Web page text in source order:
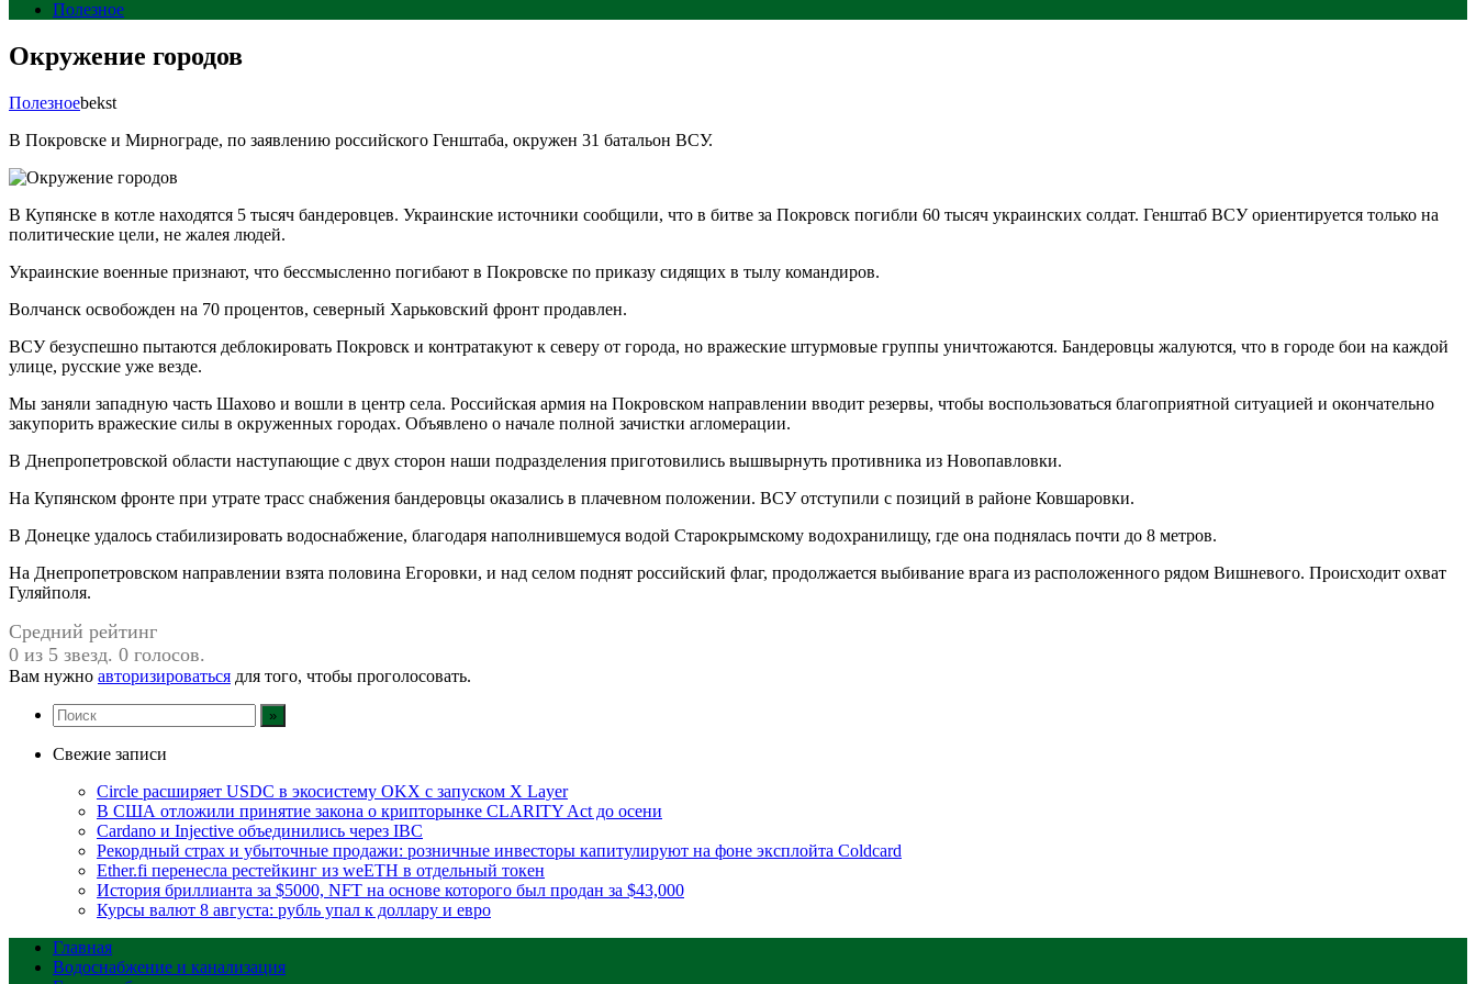
Полезное
Окружение городов
Полезноеbekst
В Покровске и Мирнограде, по заявлению российского Генштаба, окружен 31 батальон ВСУ.
В Купянске в котле находятся 5 тысяч бандеровцев. Украинские источники сообщили, что в битве за Покровск погибли 60 тысяч украинских солдат. Генштаб ВСУ ориентируется только на
политические цели, не жалея людей.
Украинские военные признают, что бессмысленно погибают в Покровске по приказу сидящих в тылу командиров.
Волчанск освобожден на 70 процентов, северный Харьковский фронт продавлен.
ВСУ безуспешно пытаются деблокировать Покровск и контратакуют к северу от города, но вражеские штурмовые группы уничтожаются. Бандеровцы жалуются, что в городе бои на каждой
улице, русские уже везде.
Мы заняли западную часть Шахово и вошли в центр села. Российская армия на Покровском направлении вводит резервы, чтобы воспользоваться благоприятной ситуацией и окончательно
закупорить вражеские силы в окруженных городах. Объявлено о начале полной зачистки агломерации.
В Днепропетровской области наступающие с двух сторон наши подразделения приготовились вышвырнуть противника из Новопавловки.
На Купянском фронте при утрате трасс снабжения бандеровцы оказались в плачевном положении. ВСУ отступили с позиций в районе Ковшаровки.
В Донецке удалось стабилизировать водоснабжение, благодаря наполнившемуся водой Старокрымскому водохранилищу, где она поднялась почти до 8 метров.
На Днепропетровском направлении взята половина Егоровки, и над селом поднят российский флаг, продолжается выбивание врага из расположенного рядом Вишневого. Происходит охват
Гуляйполя.
Средний рейтинг
0 из 5 звезд. 0 голосов.
Вам нужно авторизироваться для того, чтобы проголосовать.
Свежие записи
Circle расширяет USDC в экосистему OKX с запуском X Layer
В США отложили принятие закона о крипторынке CLARITY Act до осени
Cardano и Injective объединились через IBC
Рекордный страх и убыточные продажи: розничные инвесторы капитулируют на фоне эксплойта Coldcard
Ether.fi перенесла рестейкинг из weETH в отдельный токен
История бриллианта за $5000, NFT на основе которого был продан за $43,000
Курсы валют 8 августа: рубль упал к доллару и евро
Главная
Водоснабжение и канализация